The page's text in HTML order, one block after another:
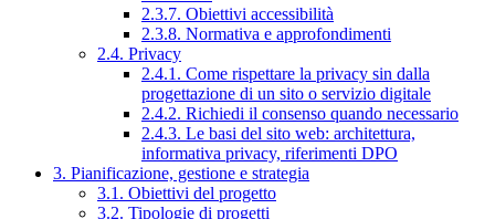
2.3.7. Obiettivi accessibilità
2.3.8. Normativa e approfondimenti
2.4. Privacy
2.4.1. Come rispettare la privacy sin dalla
progettazione di un sito o servizio digitale
2.4.2. Richiedi il consenso quando necessario
2.4.3. Le basi del sito web: architettura,
informativa privacy, riferimenti DPO
3. Pianificazione, gestione e strategia
3.1. Obiettivi del progetto
3.2. Tipologie di progetti